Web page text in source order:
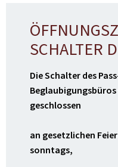
SCHALTER
Die Schalter des
geschlossen
an gesetzlichen
sonntags,